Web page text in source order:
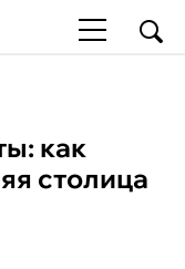
как
столица